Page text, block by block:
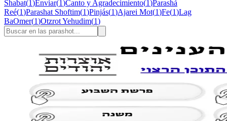
Shabat(1)Enviar(1)Canto y Agradecimiento(1)Parashá
Reé(1)Parashat Shoftim(1)Pinjás(1)Ajarei Mot(1)Fe(1)Lag
BaOmer(1)Otzrot Yehudim(1)